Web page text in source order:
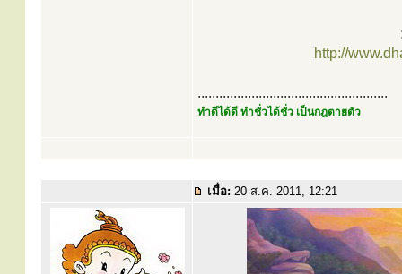
http://
.....................................................
ทำดีได้ดี ทำชั่วได้ชั่ว เป็นกฎตายตัว
เมื่อ: 20 ส.ค. 2011, 12:21